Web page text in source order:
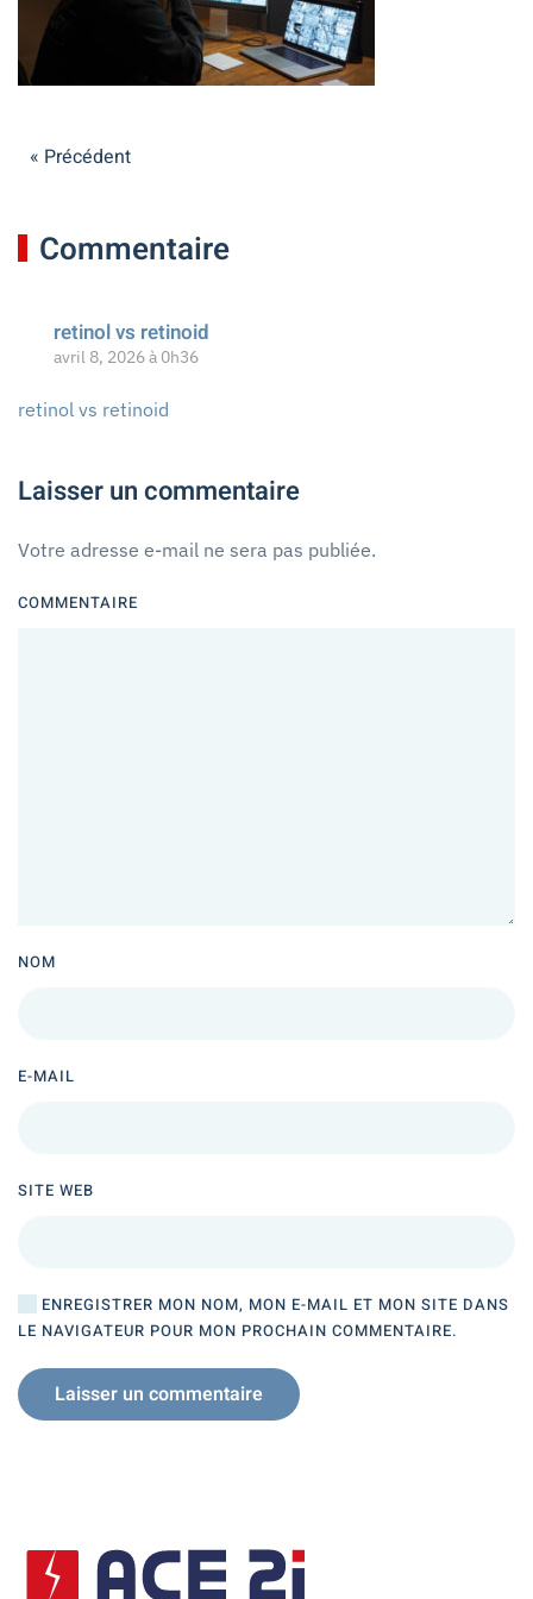
« Précédent
Commentaire
retinol vs retinoid
avril 8, 2026 à 0h36
retinol vs retinoid
Laisser un commentaire
Votre adresse e-mail ne sera pas publiée.
COMMENTAIRE
NOM
E-MAIL
SITE WEB
ENREGISTRER MON NOM, MON E-MAIL ET MON SITE DANS
LE NAVIGATEUR POUR MON PROCHAIN COMMENTAIRE.
Laisser un commentaire